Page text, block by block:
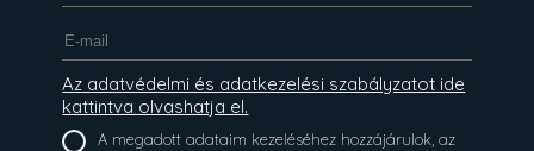
Az adatvédelmi és adatkezelési szabályzatot ide
kattintva olvashatja el.
A megadott adataim kezeléséhez hozzájárulok, az